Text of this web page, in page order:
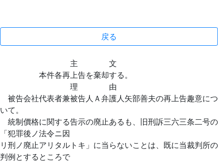
戻る
主 文
本件各再上告を棄却する。
理 由
被告会社代表者兼被告人Ａ弁護人矢部善夫の再上告趣意につ
いて。
統制價格に関する告示の廃止あるも、旧刑訴三六三条二号の
「犯罪後ノ法令ニ因
リ刑ノ廃止アリタルトキ」に当らないことは、既に当裁判所の
判例とするところで